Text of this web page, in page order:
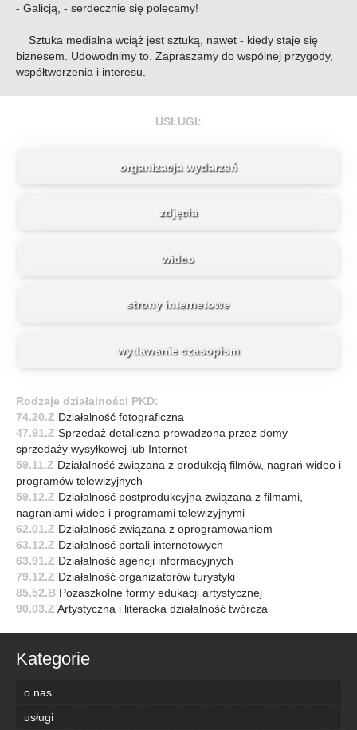
- Galicją, - serdecznie się polecamy!
Sztuka medialna wciąż jest sztuką, nawet - kiedy staje się
biznesem. Udowodnimy to. Zapraszamy do wspólnej przygody,
współtworzenia i interesu.
USŁUGI:
organizacja wydarzeń
zdjęcia
wideo
strony internetowe
wydawanie czasopism
Rodzaje działalności PKD:
74.20.Z Działalność fotograficzna
47.91.Z Sprzedaż detaliczna prowadzona przez domy
sprzedaży wysyłkowej lub Internet
59.11.Z Działalność związana z produkcją filmów, nagrań wideo i
programów telewizyjnych
59.12.Z Działalność postprodukcyjna związana z filmami,
nagraniami wideo i programami telewizyjnymi
62.01.Z Działalność związana z oprogramowaniem
63.12.Z Działalność portali internetowych
63.91.Z Działalność agencji informacyjnych
79.12.Z Działalność organizatorów turystyki
85.52.B Pozaszkolne formy edukacji artystycznej
90.03.Z Artystyczna i literacka działalność twórcza
Kategorie
o nas
usługi